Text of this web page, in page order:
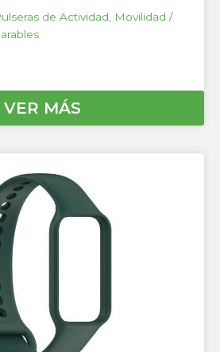
de Actividad, Movilidad /
VER MÁS